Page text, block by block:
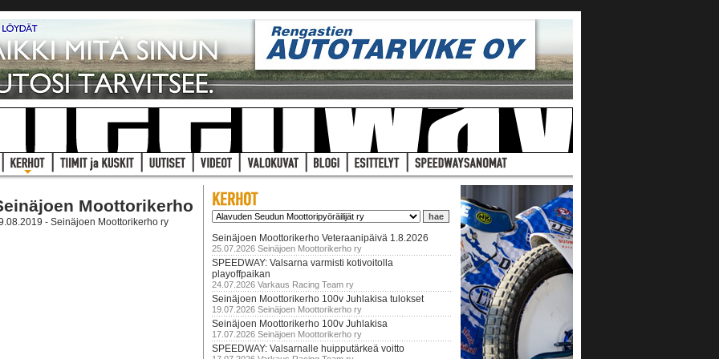
Moottorikerho
- Seinäjoen Moottorikerho ry
Seinäjoen Moottorikerho Veteraanipäivä 1.8.2026
25.07.2026 Seinäjoen Moottorikerho ry
SPEEDWAY: Valsarna varmisti kotivoitolla
playoffpaikan
24.07.2026 Varkaus Racing Team ry
Seinäjoen Moottorikerho 100v Juhlakisa tulokset
19.07.2026 Seinäjoen Moottorikerho ry
Seinäjoen Moottorikerho 100v Juhlakisa
17.07.2026 Seinäjoen Moottorikerho ry
SPEEDWAY: Valsarnalle huipputärkeä voitto